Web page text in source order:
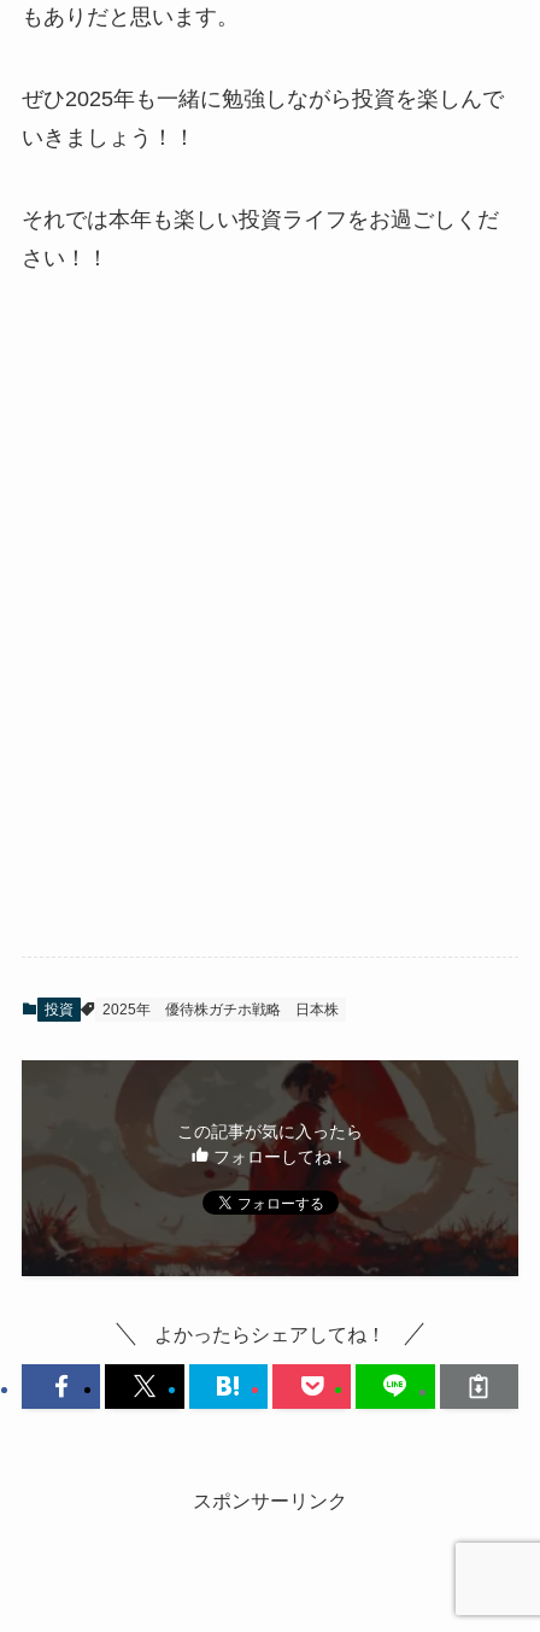
もありだと思います。
ぜひ2025年も一緒に勉強しながら投資を楽しんで
いきましょう！！
それでは本年も楽しい投資ライフをお過ごしくだ
さい！！
投資 2025年 優待株ガチホ戦略 日本株
この記事が気に入ったら
フォローしてね！
よかったらシェアしてね！
スポンサーリンク